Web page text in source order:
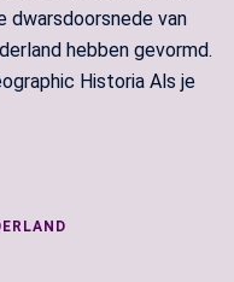
dwarsdoorsnede van
hebben gevormd.
Historia Als je